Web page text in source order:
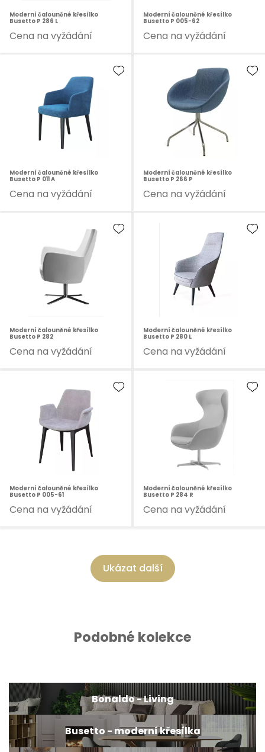
Moderní čalouněné křesílko
Busetto P 286 L
Cena na vyžádání
Moderní čalouněné křesílko
Busetto P 005-62
Cena na vyžádání
Moderní čalouněné křesílko
Busetto P 011 A
Cena na vyžádání
Moderní čalouněné křesílko
Busetto P 266 P
Cena na vyžádání
Moderní čalouněné křesílko
Busetto P 282
Cena na vyžádání
Moderní čalouněné křesílko
Busetto P 280 L
Cena na vyžádání
Moderní čalouněné křesílko
Busetto P 005-61
Cena na vyžádání
Moderní čalouněné křesílko
Busetto P 284 R
Cena na vyžádání
Ukázat další
Podobné kolekce
Bonaldo - Living
Busetto - moderní křesílka